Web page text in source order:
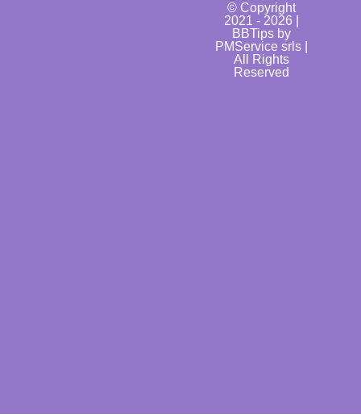
© Copyright
2021 - 2026 |
BBTips by
PMService srls |
All Rights
Reserved